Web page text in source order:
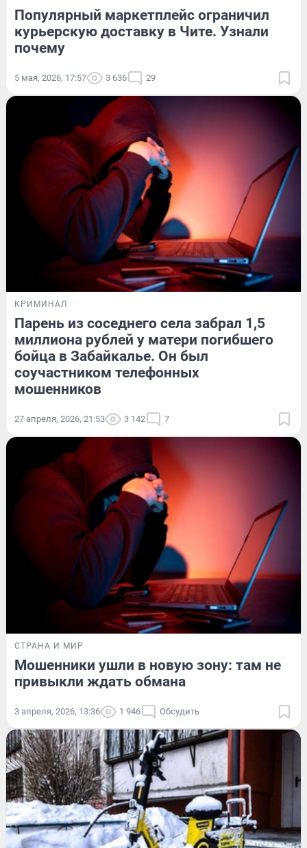
Популярный маркетплейс ограничил
курьерскую доставку в Чите. Узнали
почему
5 мая, 2026, 17:57 3 636 29
КРИМИНАЛ
Парень из соседнего села забрал 1,5
миллиона рублей у матери погибшего
бойца в Забайкалье. Он был
соучастником телефонных
мошенников
27 апреля, 2026, 21:53 3 142 7
СТРАНА И МИР
Мошенники ушли в новую зону: там не
привыкли ждать обмана
3 апреля, 2026, 13:36 1 946 Обсудить